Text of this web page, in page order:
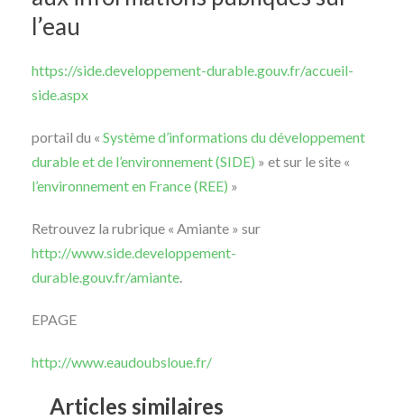
l’eau
https://side.developpement-durable.gouv.fr/accueil-
side.aspx
portail du « Système d’informations du développement
durable et de l’environnement (SIDE) » et sur le site «
l’environnement en France (REE) »
Retrouvez la rubrique « Amiante » sur
http://www.side.developpement-
durable.gouv.fr/amiante.
EPAGE
http://www.eaudoubsloue.fr/
Articles similaires